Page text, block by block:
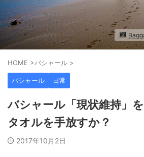
HOME >バシャール >
バシャール 日常
バシャール「現状維持」
タオルを手放すか？
2017年10月2日